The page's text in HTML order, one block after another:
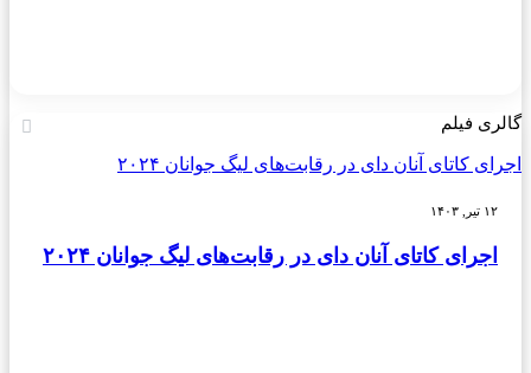
گالری فیلم
اجرای کاتای آنان دای در رقابت‌های لیگ جوانان ۲۰۲۴
۱۲ تیر, ۱۴۰۳
اجرای کاتای آنان دای در رقابت‌های لیگ جوانان ۲۰۲۴